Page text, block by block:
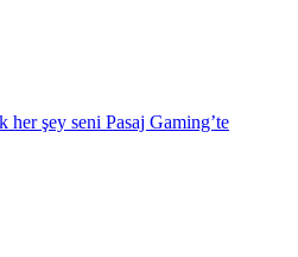
şey seni Pasaj Gaming’te